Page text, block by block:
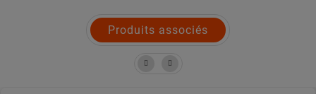
Produits associés